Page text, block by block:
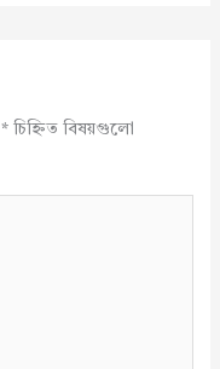
*চিহ্নিত বিষয়গুলো